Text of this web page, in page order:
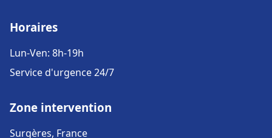
Horaires
Lun-Ven: 8h-19h
Service d'urgence 24/7
Zone intervention
Surgères, France